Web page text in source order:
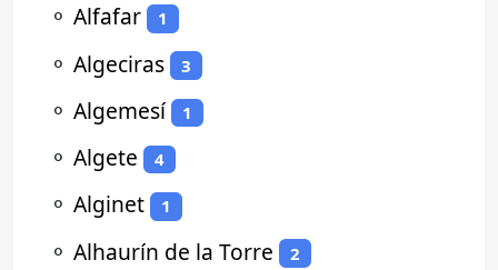
⚬ Alfafar 1
⚬ Algeciras 3
⚬ Algemesí 1
⚬ Algete 4
⚬ Alginet 1
⚬ Alhaurín de la Torre 2